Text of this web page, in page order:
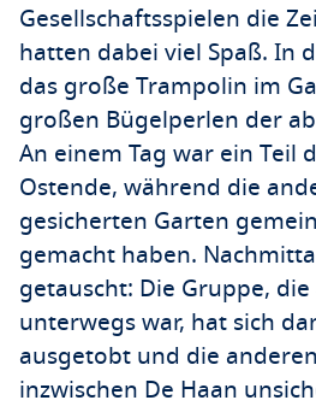
Gesellschaftsspielen die
hatten dabei viel Spaß. In
das große Trampolin im
großen Bügelperlen der
An einem Tag war ein Teil
Ostende, während die
gesicherten Garten
gemacht haben.
getauscht: Die Gruppe,
unterwegs war, hat sich
ausgetobt und die
inzwischen De Haan